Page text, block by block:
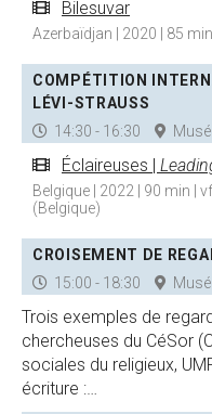
Bilesuvar
Azerbaïdjan | 2020 | 85
COMPÉTITION
LÉVI-STRAUSS
14:30 - 16:30
Éclaireuses |
Belgique | 2022 | 90 min |
(Belgique)
CROISEMENT DE
15:00 - 18:30
Trois exemples de
chercheuses du CéSor
sociales du religieux,
écriture :…